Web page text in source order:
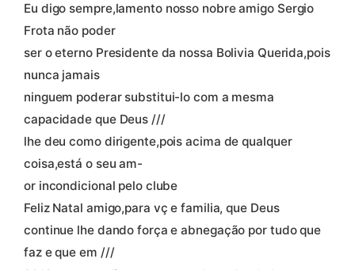
Eu digo sempre,lamento nosso nobre amigo Sergio
Frota não poder
ser o eterno Presidente da nossa Bolivia Querida,pois
nunca jamais
ninguem poderar substitui-lo com a mesma
capacidade que Deus ///
lhe deu como dirigente,pois acima de qualquer
coisa,está o seu am-
or incondicional pelo clube
Feliz Natal amigo,para vç e familia, que Deus
continue lhe dando força e abnegação por tudo que
faz e que em ///